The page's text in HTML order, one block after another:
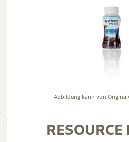
Abbildung kann von